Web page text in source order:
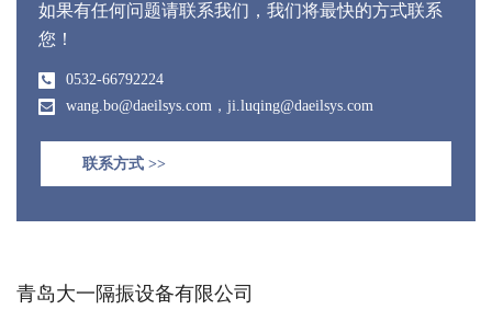
如果有任何问题请联系我们，我们将最快的方式联系
您！
0532-66792224
wang.bo@daeilsys.com，ji.luqing@daeilsys.com
联系方式 >>
青岛大一隔振设备有限公司